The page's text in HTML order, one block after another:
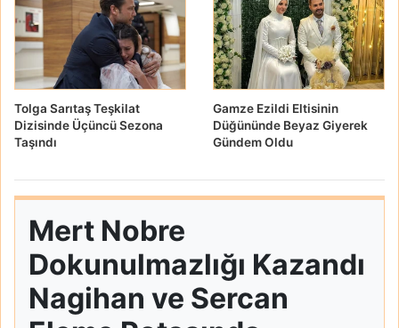
Tolga Sarıtaş Teşkilat
Dizisinde Üçüncü Sezona
Taşındı
Gamze Ezildi Eltisinin
Düğününde Beyaz Giyerek
Gündem Oldu
Mert Nobre
Dokunulmazlığı Kazandı
Nagihan ve Sercan